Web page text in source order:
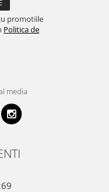
promotiile
Politica de
media